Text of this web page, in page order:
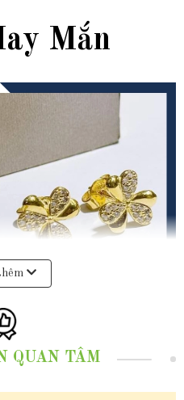
Mắn
QUAN TÂM